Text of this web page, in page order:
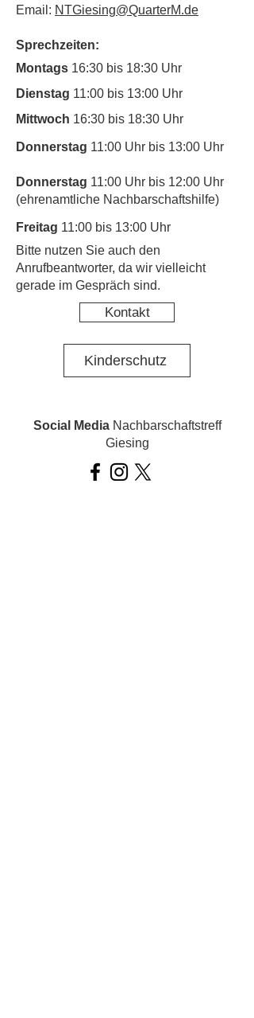
Email: NTGiesing@QuarterM.de
Sprechzeiten:
Montags 16:30 bis 18:30 Uhr
Dienstag 11:00 bis 13:00 Uhr
Mittwoch 16:30 bis 18:30 Uhr
Donnerstag 11:00 Uhr bis 13:00 Uhr
Donnerstag 11:00 Uhr bis 12:00 Uhr
(ehrenamtliche Nachbarschaftshilfe)
Freitag 11:00 bis 13:00 Uhr
​Bitte nutzen Sie auch den
Anrufbeantworter, da wir vielleicht
gerade im Gespräch sind.
Kontakt
Kinderschutz
Social MediaNachbarschaftstreff
Giesing